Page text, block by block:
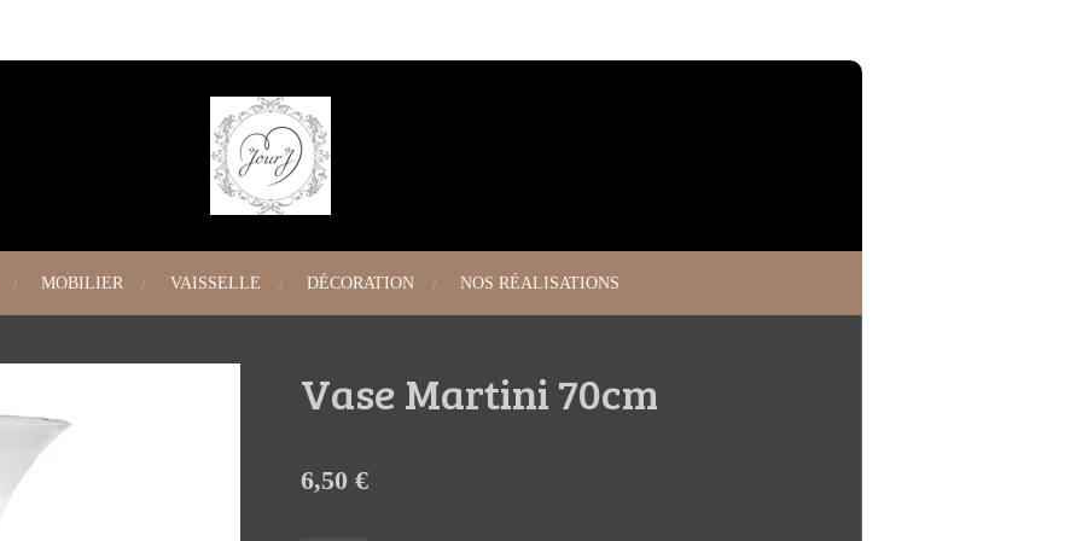
MOBILIER VAISSELLE DÉCORATION NOS RÉALISATIONS
Vase Martini 70cm
6,50 €